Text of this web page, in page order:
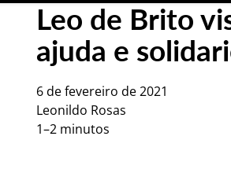
Leo de Brito
ajuda e
6 de fevereiro de 2021
Leonildo Rosas
1–2 minutos